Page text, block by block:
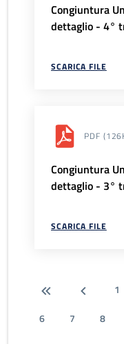
Congiuntura
dettaglio - 4°
SCARICA FILE
PDF
Congiuntura
dettaglio - 3°
SCARICA FILE
1
6
7 8